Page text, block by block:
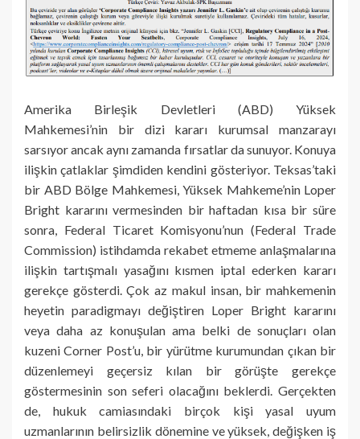
Amerika Birleşik Devletleri (ABD) Yüksek
Mahkemesi’nin bir dizi kararı kurumsal manzarayı
sarsıyor ancak aynı zamanda fırsatlar da sunuyor. Konuya
ilişkin çatlaklar şimdiden kendini gösteriyor. Teksas’taki
bir ABD Bölge Mahkemesi, Yüksek Mahkeme’nin Loper
Bright kararını vermesinden bir haftadan kısa bir süre
sonra, Federal Ticaret Komisyonu’nun (Federal Trade
Commission) istihdamda rekabet etmeme anlaşmalarına
ilişkin tartışmalı yasağını kısmen iptal ederken kararı
gerekçe gösterdi. Çok az makul insan, bir mahkemenin
heyetin paradigmayı değiştiren Loper Bright kararını
veya daha az konuşulan ama belki de sonuçları olan
kuzeni Corner Post’u, bir yürütme kurumundan çıkan bir
düzenlemeyi geçersiz kılan bir görüşte gerekçe
göstermesinin son seferi olacağını beklerdi. Gerçekten
de, hukuk camiasındaki birçok kişi yasal uyum
uzmanlarının belirsizlik dönemine ve yüksek, değişken iş